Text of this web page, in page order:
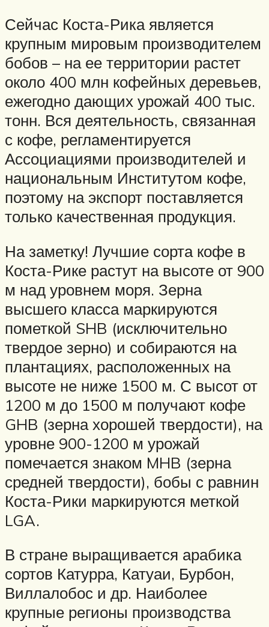
Сейчас Коста-Рика является
крупным мировым производителем
бобов – на ее территории растет
около 400 млн кофейных деревьев,
ежегодно дающих урожай 400 тыс.
тонн. Вся деятельность, связанная
с кофе, регламентируется
Ассоциациями производителей и
национальным Институтом кофе,
поэтому на экспорт поставляется
только качественная продукция.
На заметку! Лучшие сорта кофе в
Коста-Рике растут на высоте от 900
м над уровнем моря. Зерна
высшего класса маркируются
пометкой SHB (исключительно
твердое зерно) и собираются на
плантациях, расположенных на
высоте не ниже 1500 м. С высот от
1200 м до 1500 м получают кофе
GHB (зерна хорошей твердости), на
уровне 900-1200 м урожай
помечается знаком MHB (зерна
средней твердости), бобы с равнин
Коста-Рики маркируются меткой
LGA.
В стране выращивается арабика
сортов Катурра, Катуаи, Бурбон,
Виллалобос и др. Наиболее
крупные регионы производства